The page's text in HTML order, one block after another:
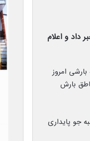
داد و اعلام
امروز
بارش
جو پایداری